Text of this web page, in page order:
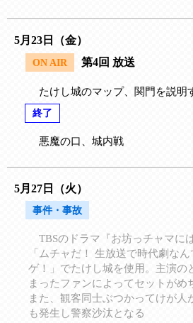
5月23日（金）
ON AIR 第4回 放送
たけし城のマップ、関門を説明
終了
悪魔の口、城内戦
5月27日（火）
事件・事故
TBSのドラマ『お坊っチャマに
「ムチャだ！ 生放送で時代劇な
ゲ！」でたけし城を使用。主演の
まったファンによってセットがめ
また、観客同士ぶつかってけが人
も発生し警察沙汰となる